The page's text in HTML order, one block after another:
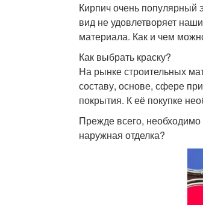
Кирпич очень популярный
вид не удовлетворяет
материала. Как и чем
Как выбрать краску?
На рынке строительных
составу, основе, сфере
покрытия. К её покупке
Прежде всего, необходимо
наружная отделка?